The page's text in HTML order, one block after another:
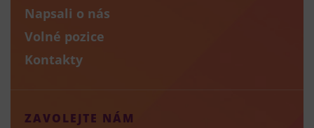
Napsali o nás
Volné pozice
Kontakty
ZAVOLEJTE NÁM